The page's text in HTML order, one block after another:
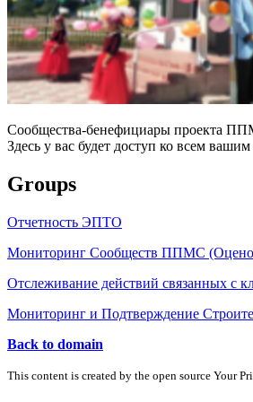
Сообщества-бенефициары проекта
Здесь у вас будет доступ ко всем
Groups
Отчетность ЭПТО
Мониторинг Сообществ ППМС
Отслеживание действий связанных с
Мониторинг и Подтверждение
Back to domain
This content is created by the open source Your